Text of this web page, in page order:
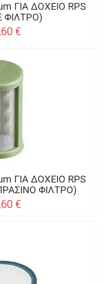
ΓΙΑ ΔΟΧΕΙΟ RPS
ΦΙΛΤΡΟ)
€
ΓΙΑ ΔΟΧΕΙΟ RPS
ΦΙΛΤΡΟ)
€